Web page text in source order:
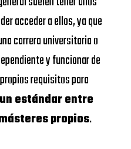
acceder a ellos, ya que
carrera universitaria o
y funcionar de
requisitos para
estándar entre
propios.